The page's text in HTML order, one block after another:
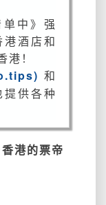
中》强
酒店和
！
和
提供各种
港的票帝